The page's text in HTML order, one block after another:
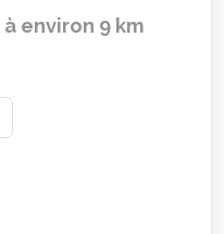
à environ 9 km